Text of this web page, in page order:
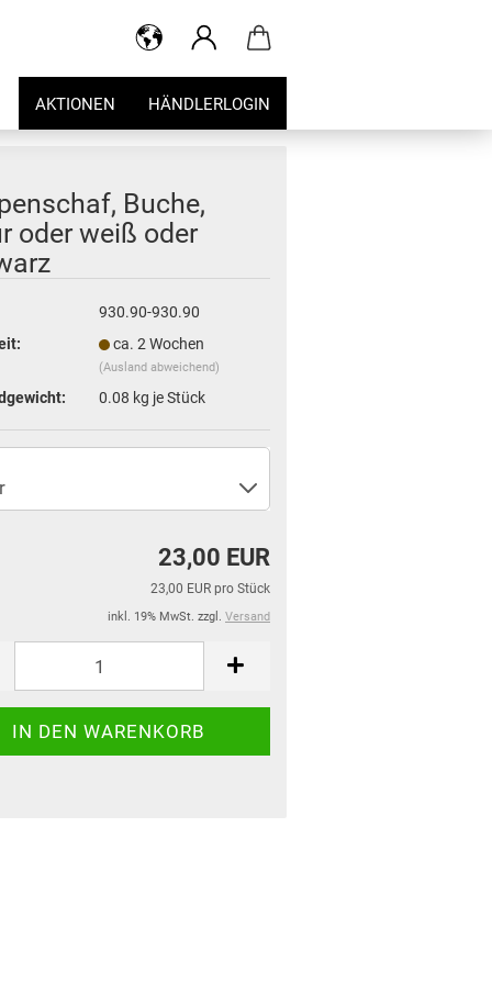
AKTIONEN HÄNDLERLOGIN
Buche,
oder weiß oder
930.90-930.90
ca. 2 Wochen
(Ausland abweichend)
0.08 kg je Stück
23,00 EUR
23,00 EUR pro Stück
inkl. 19% MwSt. zzgl. Versand